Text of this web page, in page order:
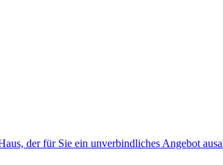
der für Sie ein unverbindliches Angebot